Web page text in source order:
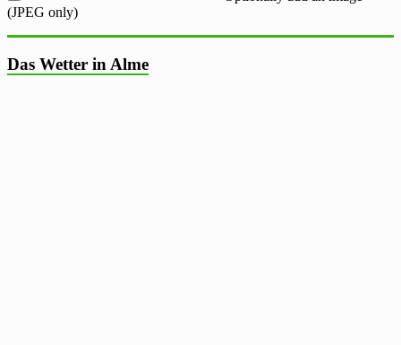
(JPEG only)
Das Wetter in Alme